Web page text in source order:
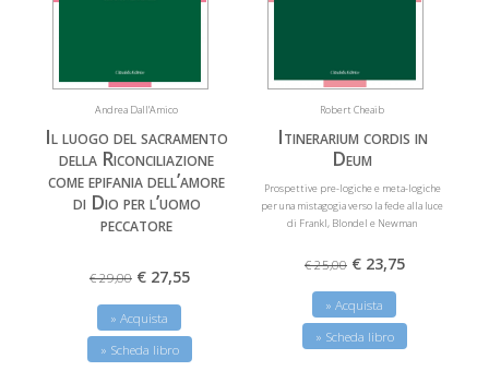
Andrea Dall’Amico
Il luogo del sacramento
della Riconciliazione
come epifania dell’amore
di Dio per l’uomo
peccatore
€ 29,00 € 27,55
» Acquista
» Scheda libro
Robert Cheaib
Itinerarium cordis in
Deum
Prospettive pre-logiche e meta-logiche
per una mistagogia verso la fede alla luce
di Frankl, Blondel e Newman
€ 25,00 € 23,75
» Acquista
» Scheda libro